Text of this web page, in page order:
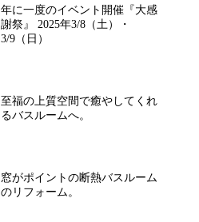
年に一度のイベント開催『大感
謝祭』 2025年3/8（土）・
3/9（日）
至福の上質空間で癒やしてくれ
るバスルームへ。
窓がポイントの断熱バスルーム
のリフォーム。